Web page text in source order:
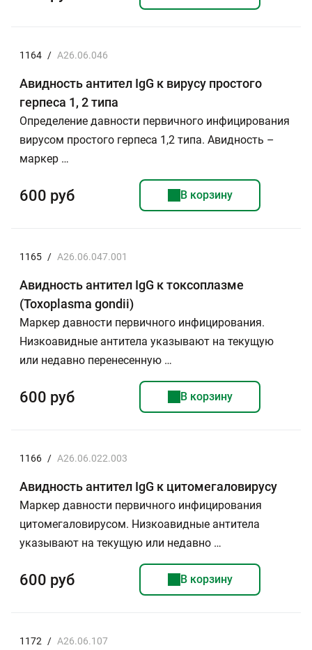
1164 / A26.06.046
Авидность антител IgG к вирусу простого
герпеса 1, 2 типа
Определение давности первичного инфицирования
вирусом простого герпеса 1,2 типа. Авидность –
маркер …
600 руб В корзину
1165 / A26.06.047.001
Авидность антител IgG к токсоплазме
(Toxoplasma gondii)
Маркер давности первичного инфицирования.
Низкоавидные антитела указывают на текущую
или недавно перенесенную …
600 руб В корзину
1166 / A26.06.022.003
Авидность антител IgG к цитомегаловирусу
Маркер давности первичного инфицирования
цитомегаловирусом. Низкоавидные антитела
указывают на текущую или недавно …
600 руб В корзину
1172 / A26.06.107